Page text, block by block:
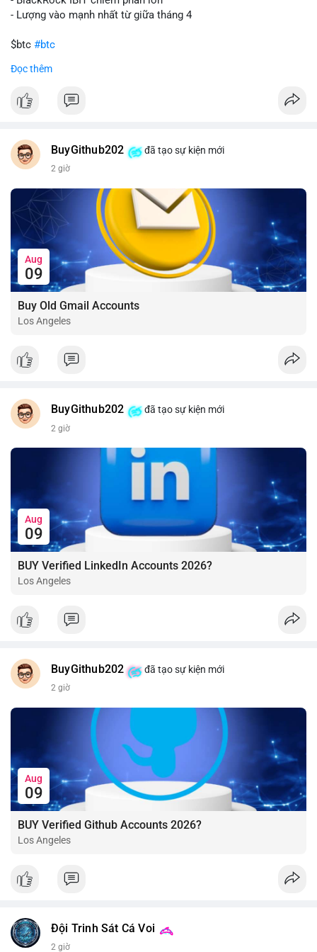
- Lượng vào mạnh nhất từ giữa tháng 4
$btc #btc
#vlikevn
📰 Nguồn: CoinDesk
Đọc thêm
BuyGithub202 đã tạo sự kiện mới
2 giờ
Aug
09
Buy Old Gmail Accounts
Los Angeles
BuyGithub202 đã tạo sự kiện mới
2 giờ
Aug
09
BUY Verified LinkedIn Accounts 2026?
Los Angeles
BuyGithub202 đã tạo sự kiện mới
2 giờ
Aug
09
BUY Verified Github Accounts 2026?
Los Angeles
Đội Trinh Sát Cá Voi
2 giờ